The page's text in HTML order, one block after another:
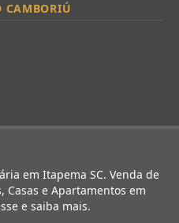
CAMBORIÚ
em Itapema SC. Venda de
Casas e Apartamentos em
e saiba mais.